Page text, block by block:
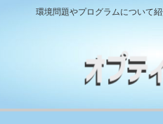
環境問題やプログラムについて